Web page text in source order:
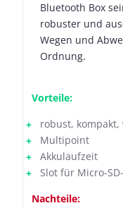
Bluetooth Box
robuster und
Wegen und
Ordnung.
Vorteile:
robust,
Multipoint
Akkulaufzeit
Slot für Micro-
Nachteile: